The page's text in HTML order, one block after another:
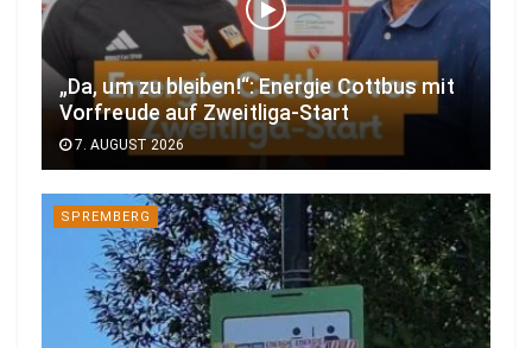
„Da, um zu bleiben!“: Energie Cottbus mit
Vorfreude auf Zweitliga-Start
7. AUGUST 2026
SPREMBERG